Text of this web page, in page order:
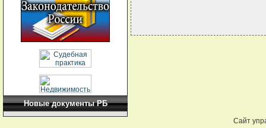
Новые документы РБ
Сайт